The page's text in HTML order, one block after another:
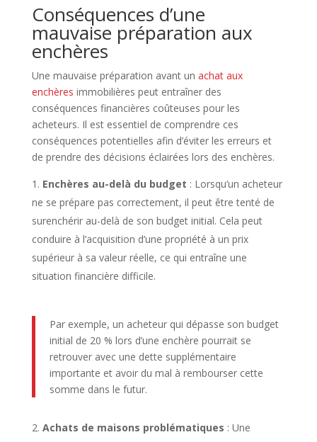
Conséquences d’une
mauvaise préparation aux
enchères
Une mauvaise préparation avant un achat aux
enchères immobilières peut entraîner des
conséquences financières coûteuses pour les
acheteurs. Il est essentiel de comprendre ces
conséquences potentielles afin d’éviter les erreurs et
de prendre des décisions éclairées lors des enchères.
Enchères au-delà du budget : Lorsqu’un acheteur
ne se prépare pas correctement, il peut être tenté de
surenchérir au-delà de son budget initial. Cela peut
conduire à l’acquisition d’une propriété à un prix
supérieur à sa valeur réelle, ce qui entraîne une
situation financière difficile.
Par exemple, un acheteur qui dépasse son budget
initial de 20 % lors d’une enchère pourrait se
retrouver avec une dette supplémentaire
importante et avoir du mal à rembourser cette
somme dans le futur.
Achats de maisons problématiques : Une